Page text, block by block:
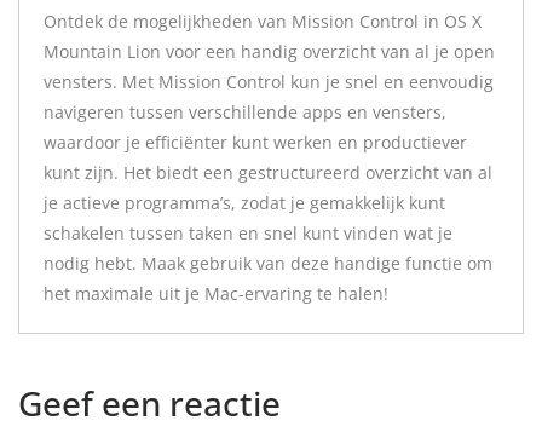
Ontdek de mogelijkheden van Mission Control in OS X
Mountain Lion voor een handig overzicht van al je open
vensters. Met Mission Control kun je snel en eenvoudig
navigeren tussen verschillende apps en vensters,
waardoor je efficiënter kunt werken en productiever
kunt zijn. Het biedt een gestructureerd overzicht van al
je actieve programma’s, zodat je gemakkelijk kunt
schakelen tussen taken en snel kunt vinden wat je
nodig hebt. Maak gebruik van deze handige functie om
het maximale uit je Mac-ervaring te halen!
Geef een reactie